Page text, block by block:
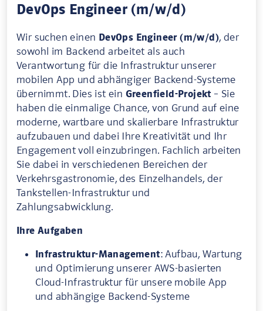
DevOps Engineer (m/w/d)
Wir suchen einen DevOps Engineer (m/w/d), der
sowohl im Backend arbeitet als auch
Verantwortung für die Infrastruktur unserer
mobilen App und abhängiger Backend-Systeme
übernimmt. Dies ist ein Greenfield-Projekt– Sie
haben die einmalige Chance, von Grund auf eine
moderne, wartbare und skalierbare Infrastruktur
aufzubauen und dabei Ihre Kreativität und Ihr
Engagement voll einzubringen. Fachlich arbeiten
Sie dabei in verschiedenen Bereichen der
Verkehrsgastronomie, des Einzelhandels, der
Tankstellen-Infrastruktur und
Zahlungsabwicklung.
Ihre Aufgaben
Infrastruktur-Management: Aufbau, Wartung
und Optimierung unserer AWS-basierten
Cloud-Infrastruktur für unsere mobile App
und abhängige Backend-Systeme